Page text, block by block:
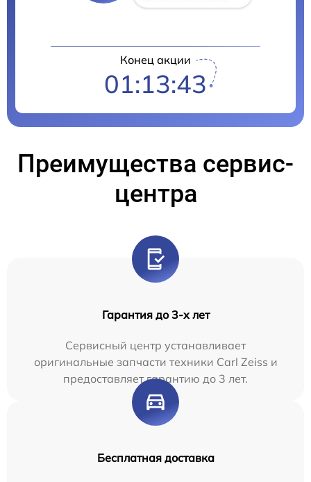
Конец акции
01:13:42
Преимущества сервис-
центра
Гарантия до 3-х лет
Сервисный центр устанавливает
оригинальные запчасти техники Carl Zeiss и
предоставляет гарантию до 3 лет.
Бесплатная доставка